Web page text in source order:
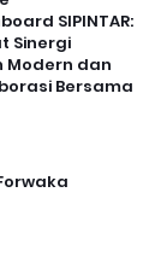
SIPINTAR:
Sinergi
Modern dan
Bersama